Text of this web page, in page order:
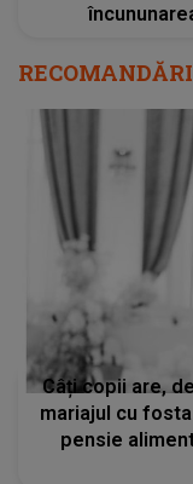
RECOMANDĂRI
Câți copii are,
mariajul cu
pensie